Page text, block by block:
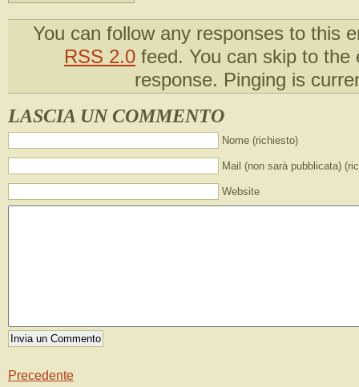
You can follow any responses to this
RSS 2.0 feed. You can skip to the
response. Pinging is
LASCIA UN COMMENTO
Nome (richiesto)
Mail (non sarà pubblicata)
Website
Precedente